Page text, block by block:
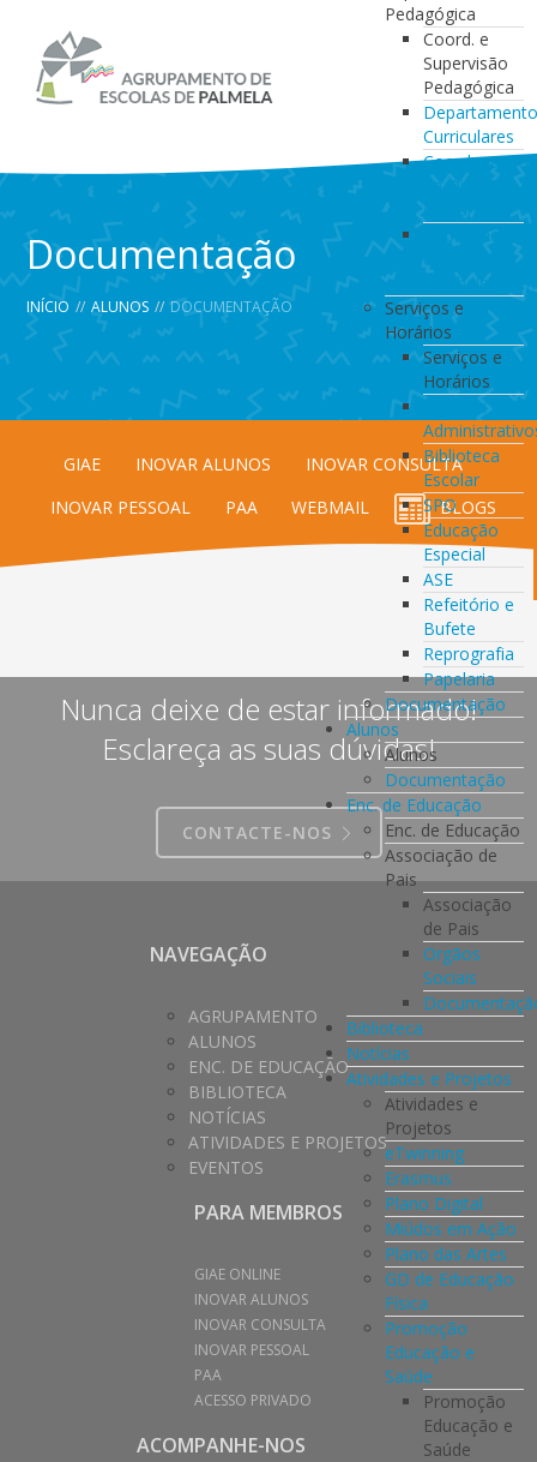
Pedagógica
Coord. e
Supervisão
Pedagógica
Curriculares
Coordenação
da Direção
de Turma
Coordenação
de
Serviços e
Horários
Serviços e
Horários
Serviços
Biblioteca
Escolar
SPO
Educação
Especial
ASE
Refeitório e
Bufete
Reprografia
Papelaria
Documentação
Alunos
Alunos
Documentação
Enc. de Educação
Enc. de Educação
Associação de
Pais
Associação
de Pais
Orgãos
Sociais
Biblioteca
Notícias
Atividades e Projetos
Atividades e
Projetos
eTwinning
Erasmus
Plano Digital
Miúdos em Ação
Plano das Artes
GD de Educação
Física
Promoção
Educação e
Saúde
Promoção
Educação e
Saúde
Documentação
INÍCIO // ALUNOS // DOCUMENTAÇÃO
GIAE INOVAR ALUNOS
INOVAR CONSULTA
INOVAR PESSOAL
PAA WEBMAIL BLOGS
Nunca deixe de estar informado!
Esclareça as suas dúvidas!
CONTACTE-NOS
NAVEGAÇÃO
AGRUPAMENTO
ALUNOS
ENC. DE EDUCAÇÃO
BIBLIOTECA
NOTÍCIAS
ATIVIDADES E PROJETOS
EVENTOS
PARA MEMBROS
GIAE ONLINE
INOVAR ALUNOS
INOVAR CONSULTA
INOVAR PESSOAL
PAA
ACESSO PRIVADO
ACOMPANHE-NOS